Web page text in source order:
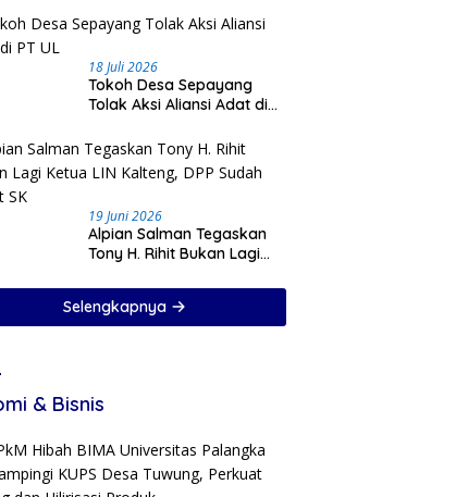
18 Juli 2026
Tokoh Desa Sepayang
Tolak Aksi Aliansi Adat di
19 Juni 2026
Alpian Salman Tegaskan
Tony H. Rihit Bukan Lagi
Sudah Cabut SK
Selengkapnya
& Bisnis